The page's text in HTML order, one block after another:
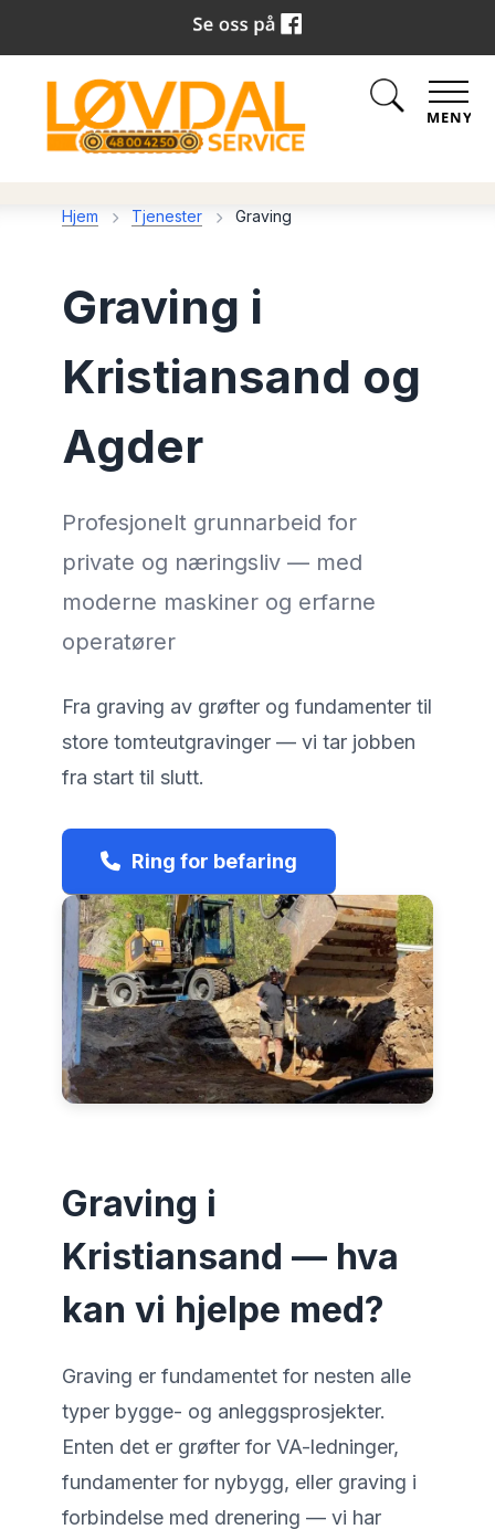
MENY
Hjem Tjenester Graving
Graving i
Kristiansand og
Agder
Profesjonelt grunnarbeid for
private og næringsliv — med
moderne maskiner og erfarne
operatører
Fra graving av grøfter og fundamenter til
store tomteutgravinger — vi tar jobben
fra start til slutt.
Ring for befaring
Graving i
Kristiansand — hva
kan vi hjelpe med?
Graving er fundamentet for nesten alle
typer bygge- og anleggsprosjekter.
Enten det er grøfter for VA-ledninger,
fundamenter for nybygg, eller graving i
forbindelse med drenering — vi har